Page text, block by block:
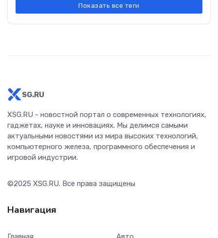
Показать все теги
SG.RU
XSG.RU - новостной портал о современных технологиях,
гаджетах, науке и инновациях. Мы делимся самыми
актуальными новостями из мира высоких технологий,
компьютерного железа, программного обеспечения и
игровой индустрии.
©2025 XSG.RU. Все права защищены
Навигация